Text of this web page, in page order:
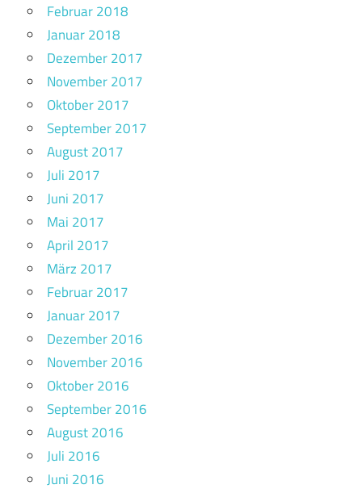
Februar 2018
Januar 2018
Dezember 2017
November 2017
Oktober 2017
September 2017
August 2017
Juli 2017
Juni 2017
Mai 2017
April 2017
März 2017
Februar 2017
Januar 2017
Dezember 2016
November 2016
Oktober 2016
September 2016
August 2016
Juli 2016
Juni 2016